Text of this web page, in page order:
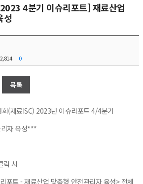
4분기 이슈리포트] 재료산업
성
2,814 0
목록
(재료ISC) 2023년 이슈리포트 4/4분기
자 육성***
릭 시
포트 - 재료산업 맞춤형 안전관리자 육성> 전체